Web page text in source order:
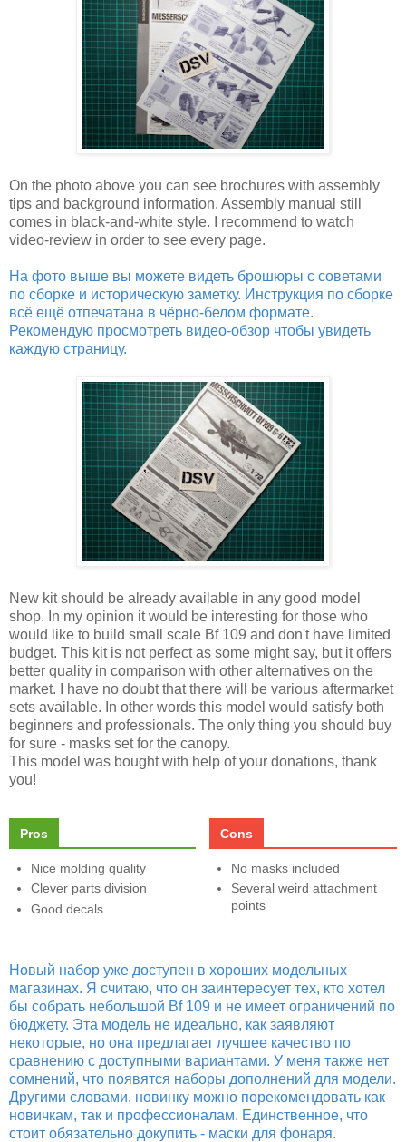
On the photo above you can see brochures with assembly
tips and background information. Assembly manual still
comes in black-and-white style. I recommend to watch
video-review in order to see every page.
На фото выше вы можете видеть брошюры с советами
по сборке и историческую заметку. Инструкция по сборке
всё ещё отпечатана в чёрно-белом формате.
Рекомендую просмотреть видео-обзор чтобы увидеть
каждую страницу.
New kit should be already available in any good model
shop. In my opinion it would be interesting for those who
would like to build small scale Bf 109 and don't have limited
budget. This kit is not perfect as some might say, but it offers
better quality in comparison with other alternatives on the
market. I have no doubt that there will be various aftermarket
sets available. In other words this model would satisfy both
beginners and professionals. The only thing you should buy
for sure - masks set for the canopy.
This model was bought with help of your donations, thank
you!
Pros
Nice molding quality
Clever parts division
Good decals
Cons
No masks included
Several weird attachment
points
Новый набор уже доступен в хороших модельных
магазинах. Я считаю, что он заинтересует тех, кто хотел
бы собрать небольшой Bf 109 и не имеет ограничений по
бюджету. Эта модель не идеально, как заявляют
некоторые, но она предлагает лучшее качество по
сравнению с доступными вариантами. У меня также нет
сомнений, что появятся наборы дополнений для модели.
Другими словами, новинку можно порекомендовать как
новичкам, так и профессионалам. Единственное, что
стоит обязательно докупить - маски для фонаря.